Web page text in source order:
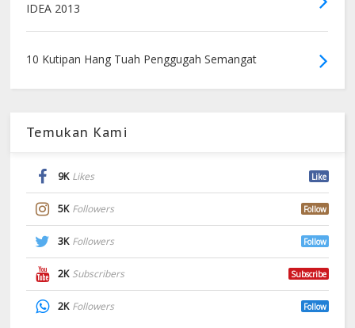
IDEA 2013
10 Kutipan Hang Tuah Penggugah Semangat
Temukan Kami
9K Likes Like
5K Followers Follow
3K Followers Follow
2K Subscribers Subscribe
2K Followers Follow